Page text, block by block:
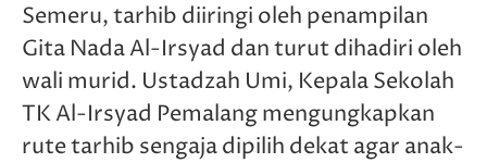
Semeru, tarhib diiringi oleh penampilan
Gita Nada Al-Irsyad dan turut dihadiri oleh
wali murid. Ustadzah Umi, Kepala Sekolah
TK Al-Irsyad Pemalang mengungkapkan
rute tarhib sengaja dipilih dekat agar anak-